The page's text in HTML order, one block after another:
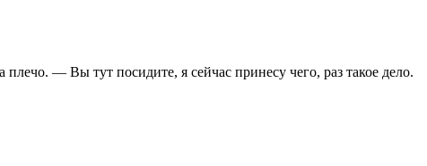
— Вы тут посидите, я сейчас принесу чего, раз такое дело.